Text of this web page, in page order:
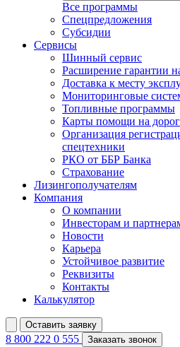
Все программы
Спецпредложения
Субсидии
Сервисы
Шинный сервис
Расширение гарантии
Доставка к месту
Мониторинговые
Топливные программы
Карты помощи на
Организация
спецтехники
РКО от ББР Банка
Страхование
Лизингополучателям
Компания
О компании
Инвесторам и
Новости
Карьера
Устойчивое развитие
Реквизиты
Контакты
Калькулятор
Оставить заявку
8 800 222 0 555 Заказать звонок